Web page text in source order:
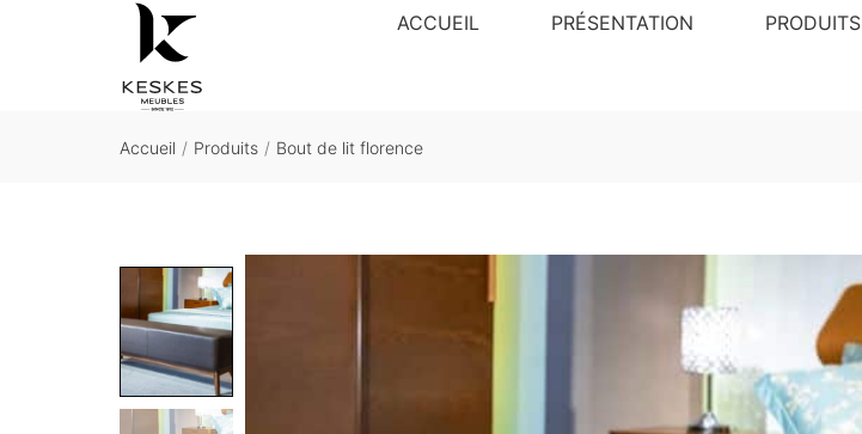
ACCUEIL PRÉSENTATION PRODUITS
Accueil / Produits / Bout de lit florence